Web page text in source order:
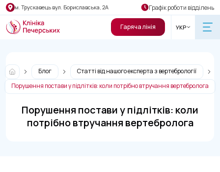
м. Трускавець вул. Бориславська, 2А Графік роботи відділень
Гаряча лінія УКР
Блог
Статті від нашого експерта з вертебрології
Порушення постави у підлітків: коли потрібно втручання вертебролога
Порушення постави у підлітків: коли
потрібно втручання вертебролога